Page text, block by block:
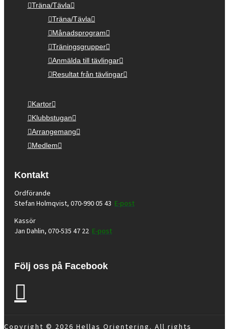
Träna/Tävla
Träna/Tävla
Månadsprogram
Träningsgrupper
Anmälda till tävlingar
Resultat från tävlingar
Kartor
Klubbstugan
Arrangemang
Medlem
Kontakt
Ordförande
Stefan Holmqvist, 070-990 05 43 E-post
Kassör
Jan Dahlin, 070-535 47 22 E-post
Följ oss på Facebook
Copyright © 2026 Hellas Orientering. All rights